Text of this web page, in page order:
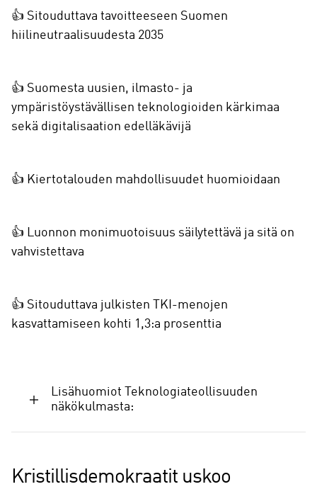
👍 Sitouduttava tavoitteeseen Suomen
hiilineutraalisuudesta 2035
👍 Suomesta uusien, ilmasto- ja
ympäristöystävällisen teknologioiden kärkimaa
sekä digitalisaation edelläkävijä
👍 Kiertotalouden mahdollisuudet huomioidaan
👍 Luonnon monimuotoisuus säilytettävä ja sitä on
vahvistettava
👍 Sitouduttava julkisten TKI-menojen
kasvattamiseen kohti 1,3:a prosenttia
Lisähuomiot Teknologiateollisuuden
näkökulmasta:
Kristillisdemokraatit uskoo